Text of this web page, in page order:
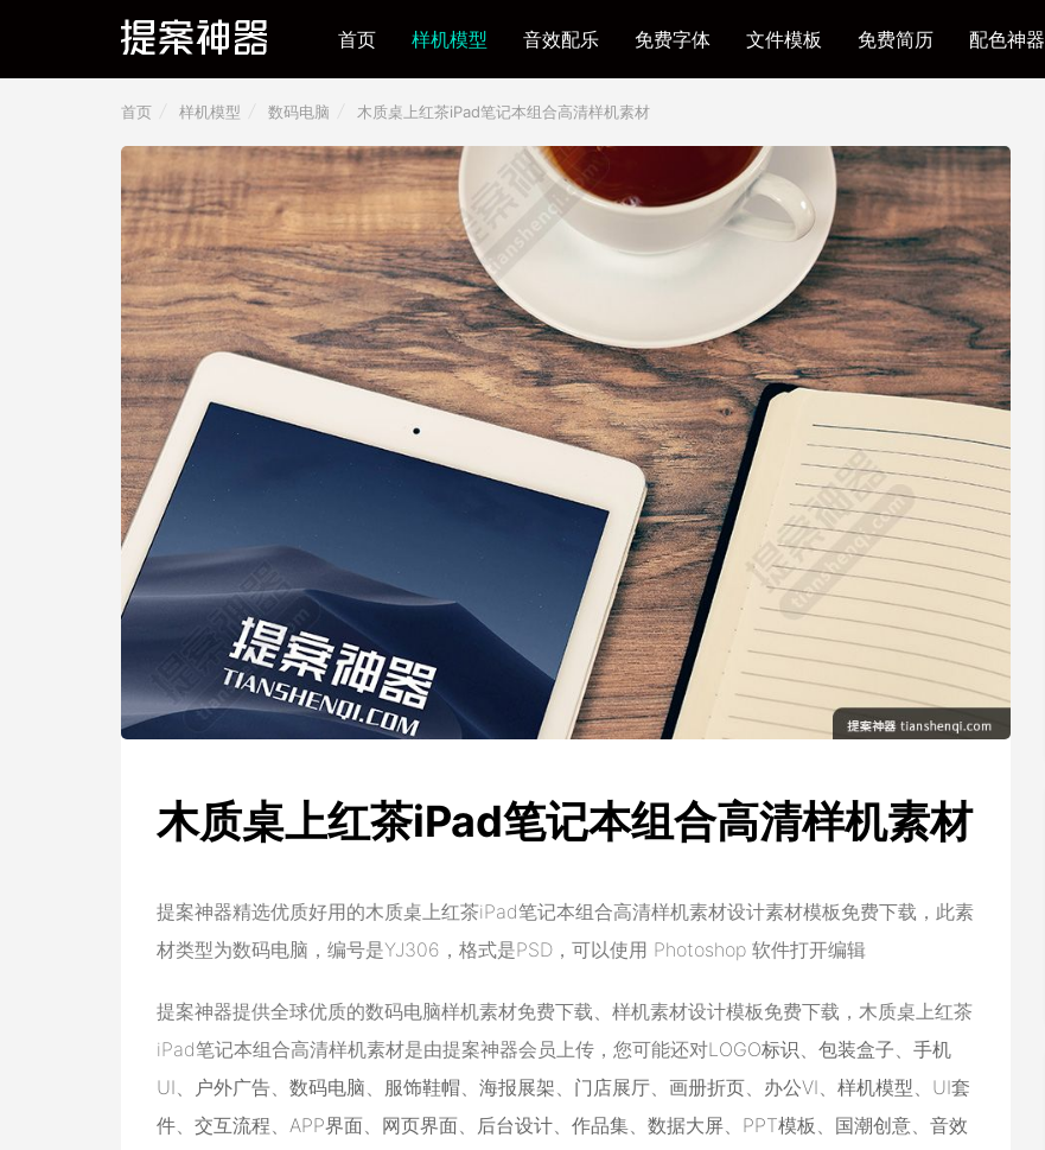
首页 样机模型 音效配乐 免费字体 文件模板 免费简历 配色神器
首页 样机模型 数码电脑 木质桌上红茶iPad笔记本组合高清样机素材
木质桌上红茶iPad笔记本组合高清样机素材
提案神器精选优质好用的木质桌上红茶iPad笔记本组合高清样机素材设计素材模板免费下载，此素
材类型为数码电脑，编号是YJ306，格式是PSD，可以使用 Photoshop 软件打开编辑
提案神器提供全球优质的数码电脑样机素材免费下载、样机素材设计模板免费下载，木质桌上红茶
iPad笔记本组合高清样机素材是由提案神器会员上传，您可能还对LOGO标识、 包装盒子、 手机
UI、 户外广告、 数码电脑、 服饰鞋帽、 海报展架、 门店展厅、 画册折页、 办公VI、 样机模型、 UI套
件、 交互流程、 APP界面、 网页界面、 后台设计、 作品集、 数据大屏、 PPT模板 、 国潮创意、 音效